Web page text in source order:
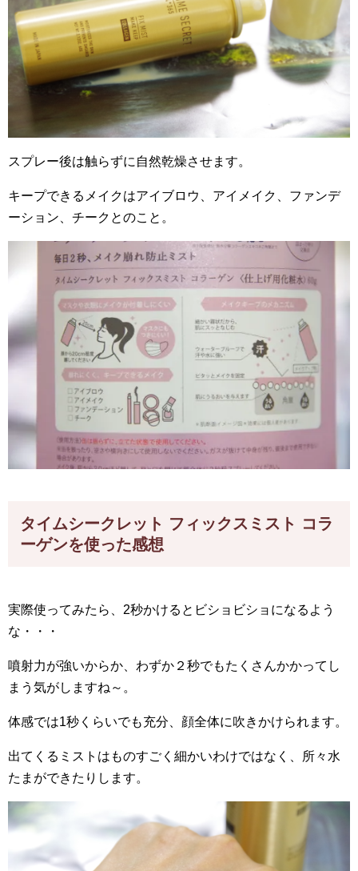
スプレー後は触らずに自然乾燥させます。
キープできるメイクはアイブロウ、アイメイク、ファンデ
ーション、チークとのこと。
タイムシークレット フィックスミスト コラ
ーゲンを使った感想
実際使ってみたら、2秒かけるとビショビショになるよう
な・・・
噴射力が強いからか、わずか２秒でもたくさんかかってし
まう気がしますね～。
体感では1秒くらいでも充分、顔全体に吹きかけられます。
出てくるミストはものすごく細かいわけではなく、所々水
たまができたりします。